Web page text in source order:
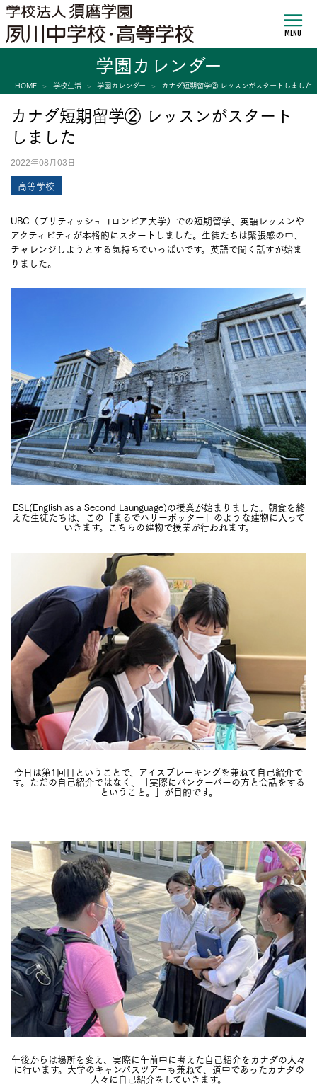
MENU
学園カレンダー
HOME 学校生活 学園カレンダー カナダ短期留学② レッスンがスタートしました
カナダ短期留学② レッスンがスタート
しました
2022年08月03日
高等学校
UBC（ブリティッシュコロンビア大学）での短期留学、英語レッスンや
アクティビティが本格的にスタートしました。生徒たちは緊張感の中、
チャレンジしようとする気持ちでいっぱいです。英語で聞く話すが始ま
りました。
ESL(English as a Second Launguage)の授業が始まりました。朝食を終
えた生徒たちは、この「まるでハリーポッター」のような建物に入って
いきます。こちらの建物で授業が行われます。
今日は第1回目ということで、アイスブレーキングを兼ねて自己紹介で
す。ただの自己紹介ではなく、「実際にバンクーバーの方と会話をする
ということ。」が目的です。
午後からは場所を変え、実際に午前中に考えた自己紹介をカナダの人々
に行います。大学のキャンパスツアーも兼ねて、道中であったカナダの
人々に自己紹介をしていきます。